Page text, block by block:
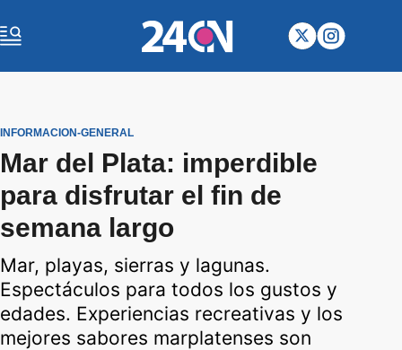
INFORMACION-GENERAL
Mar del Plata: imperdible
para disfrutar el fin de
semana largo
Mar, playas, sierras y lagunas.
Espectáculos para todos los gustos y
edades. Experiencias recreativas y los
mejores sabores marplatenses son